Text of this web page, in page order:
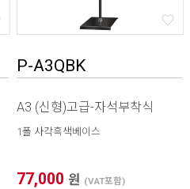
P-A3QBK
A3 (신형)고급-자석부착식
1폴 사각흑색베이스
77,000 원 (VAT포함)